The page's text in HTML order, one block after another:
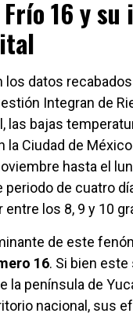
16 y su
los datos
Integran de
las bajas
la Ciudad de
hasta el
periodo de cuatro
los 8, 9 y 10
de este
16. Si bien
la península de
nacional, sus